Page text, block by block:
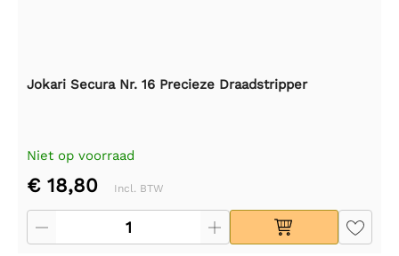
Jokari Secura Nr. 16 Precieze Draadstripper
Niet op voorraad
€ 18,80 Incl. BTW